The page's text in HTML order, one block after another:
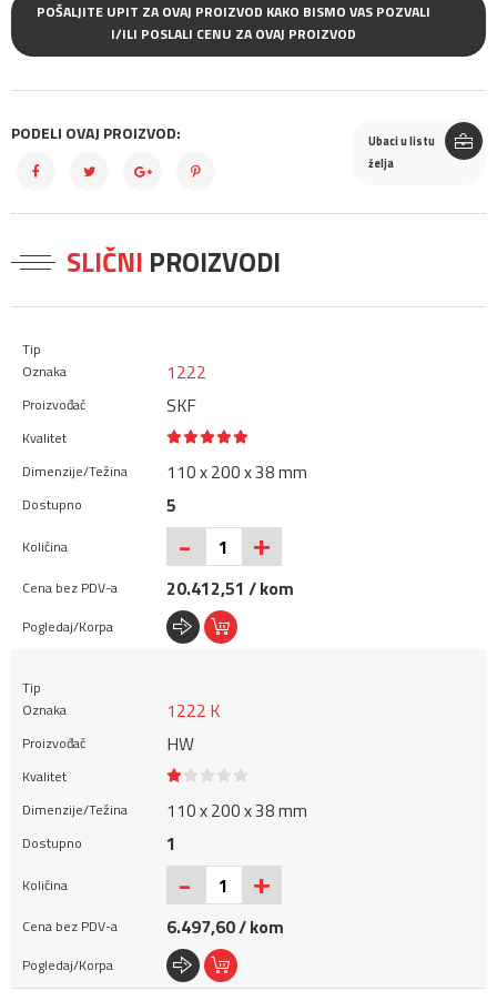
POŠALJITE UPIT ZA OVAJ PROIZVOD KAKO BISMO VAS POZVALI
I/ILI POSLALI CENU ZA OVAJ PROIZVOD
PODELI OVAJ PROIZVOD:
Ubaci u listu
želja
SLIČNI PROIZVODI
1222
SKF
110 x 200 x 38 mm
5
- +
20.412,51 / kom
1222 K
HW
110 x 200 x 38 mm
1
- +
6.497,60 / kom